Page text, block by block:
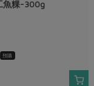
魚粿-300g
預購